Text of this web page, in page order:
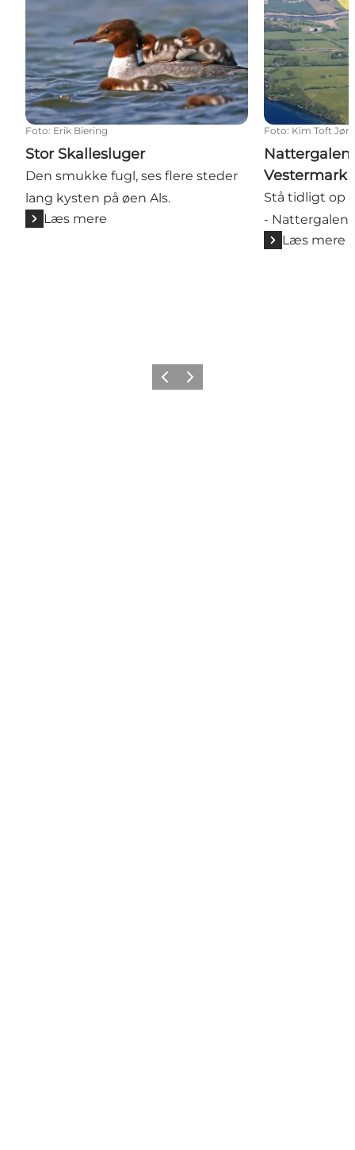
Foto: Erik Biering
Stor Skallesluger
Den smukke fugl, ses flere steder
lang kysten på øen Als.
Læs mere
Foto: Kim Toft
Vestermark
Stå tidligt op
- Nattergalen
Læs mere
ForrigeNæste